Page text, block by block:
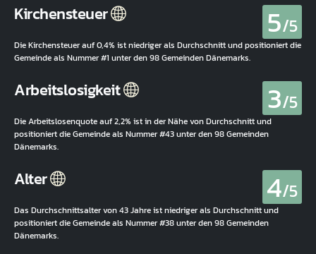
Kirchensteuer 5/5
Die Kirchensteuer auf 0,4% ist niedriger als Durchschnitt und positioniert die
Gemeinde als Nummer #1 unter den 98 Gemeinden Dänemarks.
Arbeitslosigkeit 3/5
Die Arbeitslosenquote auf 2,2% ist in der Nähe von Durchschnitt und
positioniert die Gemeinde als Nummer #43 unter den 98 Gemeinden
Dänemarks.
Alter 4/5
Das Durchschnittsalter von 43 Jahre ist niedriger als Durchschnitt und
positioniert die Gemeinde als Nummer #38 unter den 98 Gemeinden
Dänemarks.